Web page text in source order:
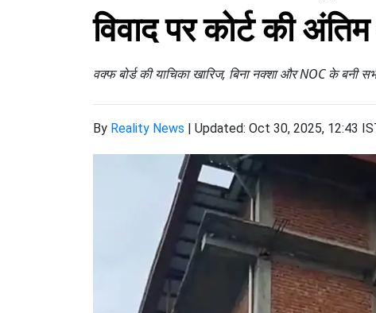
विवाद पर कोर्ट की
वक्फ बोर्ड की याचिका खारिज, बिना नक्शा और NOC के बनी
By Reality News | Updated: Oct 30, 2025, 12:43